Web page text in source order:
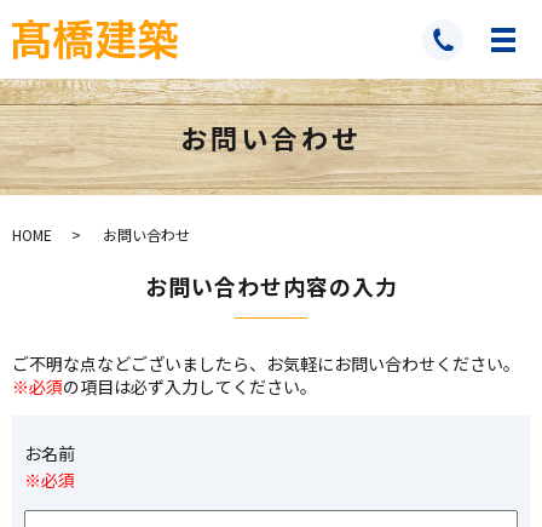
お問い合わせ
HOME お問い合わせ
お問い合わせ内容の入力
ご不明な点などございましたら、お気軽にお問い合わせください。
※必須の項目は必ず入力してください。
お名前
※必須